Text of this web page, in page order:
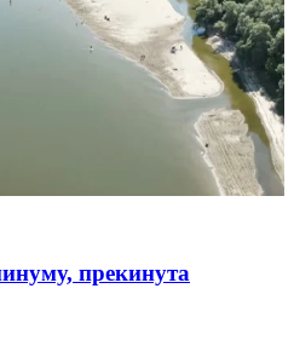
прекинута